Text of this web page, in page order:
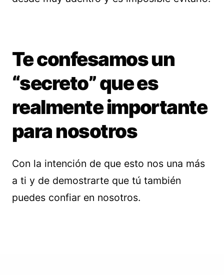
Te confesamos un
“secreto” que es
realmente importante
para nosotros
Con la intención de que esto nos una más
a ti y de demostrarte que tú también
puedes confiar en nosotros.